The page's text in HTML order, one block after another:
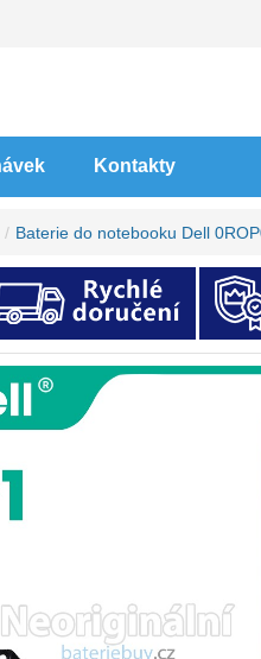
Kontakty
Baterie do notebooku Dell